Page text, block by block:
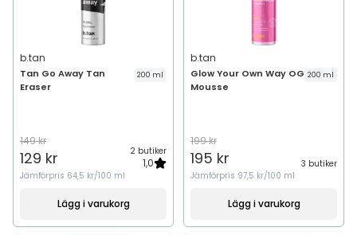
b.tan
Tan Go Away Tan
Eraser
200 ml
149 kr
129 kr 2 butiker
1,0
Jämförpris 64,5 kr/100 ml
Lägg i varukorg
b.tan
Glow Your Own Way OG
Mousse
200 ml
199 kr
195 kr
3 butiker
Jämförpris 97,5 kr/100 ml
Lägg i varukorg